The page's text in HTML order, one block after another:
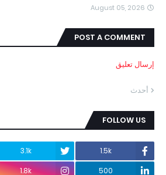
August 05, 2026
POST A COMMENT
إرسال تعليق
أحدث
FOLLOW US
1.5k
3.1k
500
1.8k